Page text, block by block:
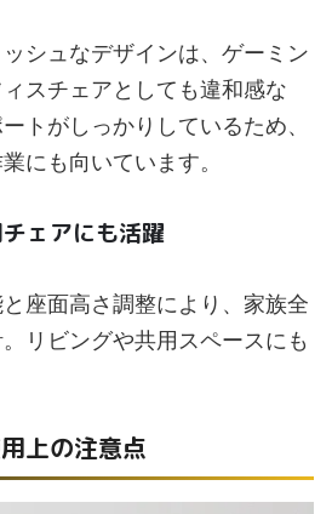
シュなデザインは、ゲーミン
スチェアとしても違和感な
トがしっかりしているため、
にも向いています。
ェアにも活躍
座面高さ調整により、家族全
リビングや共用スペースにも
上の注意点